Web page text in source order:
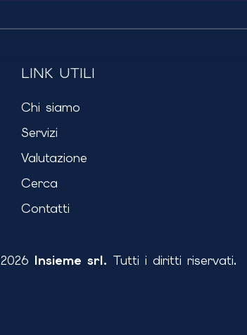
LINK UTILI
Chi siamo
Servizi
Valutazione
Cerca
Contatti
2026 Insieme srl. Tutti i diritti riservati.